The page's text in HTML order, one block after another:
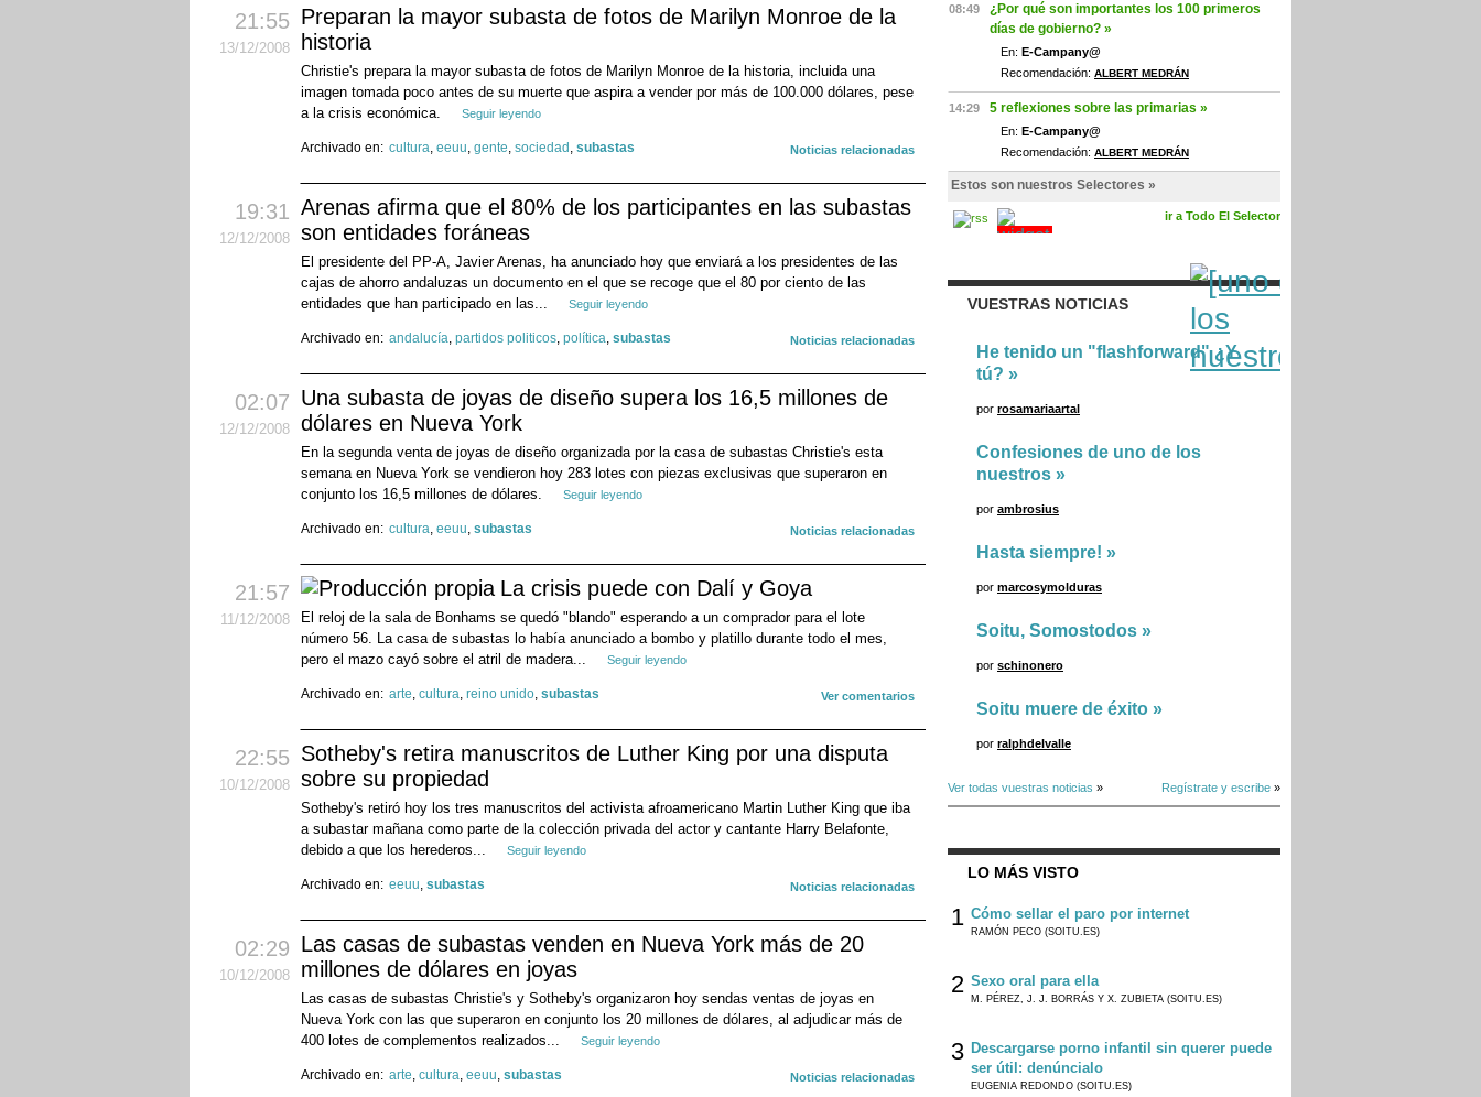
08:49
¿Por qué son importantes los 100 primeros
días de gobierno? »
En: E-Campany@
Recomendación: ALBERT MEDRÁN
14:29 5 reflexiones sobre las primarias »
En: E-Campany@
Recomendación: ALBERT MEDRÁN
Estos son nuestros Selectores »
ir a Todo El Selector
VUESTRAS NOTICIAS
He tenido un "flashforward" ¿Y
tú? »
por rosamariaartal
Confesiones de uno de los
nuestros »
por ambrosius
Hasta siempre! »
por marcosymolduras
Soitu, Somostodos »
por schinonero
Soitu muere de éxito »
por ralphdelvalle
Ver todas vuestras noticias » Regístrate y escribe »
LO MÁS VISTO
1 Cómo sellar el paro por internet
RAMÓN PECO (SOITU.ES)
2 Sexo oral para ella
M. PÉREZ, J. J. BORRÁS Y X. ZUBIETA (SOITU.ES)
3 Descargarse porno infantil sin querer puede
ser útil: denúncialo
EUGENIA REDONDO (SOITU.ES)
21:55
13/12/2008
Preparan la mayor subasta de fotos de Marilyn Monroe de la
historia
Christie's prepara la mayor subasta de fotos de Marilyn Monroe de la historia, incluida una
imagen tomada poco antes de su muerte que aspira a vender por más de 100.000 dólares, pese
a la crisis económica.
Seguir leyendo
Noticias relacionadas
Archivado en: cultura, eeuu, gente, sociedad , subastas
19:31
12/12/2008
Arenas afirma que el 80% de los participantes en las subastas
son entidades foráneas
El presidente del PP-A, Javier Arenas, ha anunciado hoy que enviará a los presidentes de las
cajas de ahorro andaluzas un documento en el que se recoge que el 80 por ciento de las
entidades que han participado en las...
Seguir leyendo
Noticias relacionadas
Archivado en: andalucía, partidos politicos, política, subastas
02:07
12/12/2008
Una subasta de joyas de diseño supera los 16,5 millones de
dólares en Nueva York
En la segunda venta de joyas de diseño organizada por la casa de subastas Christie's esta
semana en Nueva York se vendieron hoy 283 lotes con piezas exclusivas que superaron en
conjunto los 16,5 millones de dólares.
Seguir leyendo
Noticias relacionadas
Archivado en: cultura, eeuu, subastas
21:57
11/12/2008
La crisis puede con Dalí y Goya
El reloj de la sala de Bonhams se quedó "blando" esperando a un comprador para el lote
número 56. La casa de subastas lo había anunciado a bombo y platillo durante todo el mes,
pero el mazo cayó sobre el atril de madera...
Seguir leyendo
Ver comentarios
Archivado en: arte, cultura, reino unido, subastas
22:55
10/12/2008
Sotheby's retira manuscritos de Luther King por una disputa
sobre su propiedad
Sotheby's retiró hoy los tres manuscritos del activista afroamericano Martin Luther King que iba
a subastar mañana como parte de la colección privada del actor y cantante Harry Belafonte,
debido a que los herederos...
Seguir leyendo
Noticias relacionadas
Archivado en: eeuu, subastas
02:29
10/12/2008
Las casas de subastas venden en Nueva York más de 20
millones de dólares en joyas
Las casas de subastas Christie's y Sotheby's organizaron hoy sendas ventas de joyas en
Nueva York con las que superaron en conjunto los 20 millones de dólares, al adjudicar más de
400 lotes de complementos realizados...
Seguir leyendo
Noticias relacionadas
Archivado en: arte, cultura, eeuu, subastas